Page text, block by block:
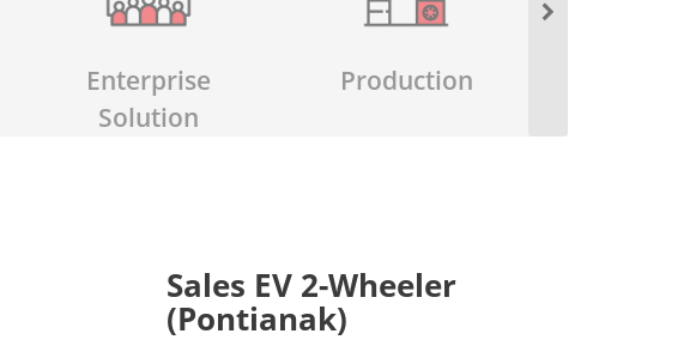
Enterprise
Solution
Production
Sales EV 2-Wheeler
(Pontianak)